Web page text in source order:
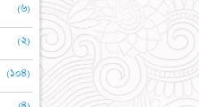
(৬)
(২)
(১০৪)